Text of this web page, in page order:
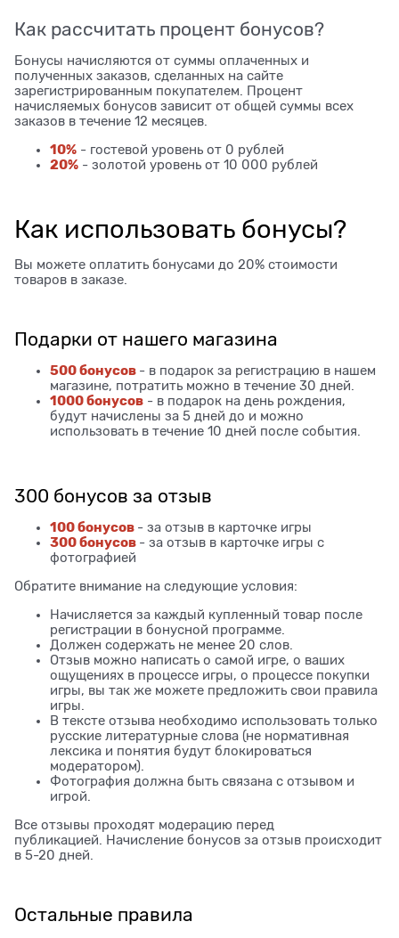
Как рассчитать процент бонусов?
Бонусы начисляются от суммы оплаченных и
полученных заказов, сделанных на сайте
зарегистрированным покупателем. Процент
начисляемых бонусов зависит от общей суммы всех
заказов в течение 12 месяцев.
10% - гостевой уровень от 0 рублей
20% - золотой уровень от 10 000 рублей
Как использовать бонусы?
Вы можете оплатить бонусами до 20% стоимости
товаров в заказе.
Подарки от нашего магазина
500 бонусов - в подарок за регистрацию в нашем
магазине, потратить можно в течение 30 дней.
1000 бонусов - в подарок на день рождения,
будут начислены за 5 дней до и можно
использовать в течение 10 дней после события.
300 бонусов за отзыв
100 бонусов - за отзыв в карточке игры
300 бонусов - за отзыв в карточке игры с
фотографией
Обратите внимание на следующие условия:
Начисляется за каждый купленный товар после
регистрации в бонусной программе.
Должен содержать не менее 20 слов.
Отзыв можно написать о самой игре, о ваших
ощущениях в процессе игры, о процессе покупки
игры, вы так же можете предложить свои правила
игры.
В тексте отзыва необходимо использовать только
русские литературные слова (не нормативная
лексика и понятия будут блокироваться
модератором).
Фотография должна быть связана с отзывом и
игрой.
Все отзывы проходят модерацию перед
публикацией. Начисление бонусов за отзыв происходит
в 5-20 дней.
Остальные правила